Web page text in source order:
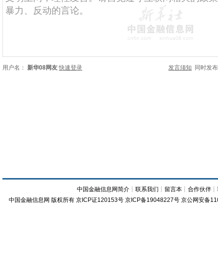
用户名： 新华08网友 快速登录 发言须知 同时发
中国金融信息网简介 ┊联系我们 ┊ 留言本 ┊合作伙伴 ┊
中国金融信息网 版权所有 京ICP证120153号 京ICP备19048227号 京公网安备